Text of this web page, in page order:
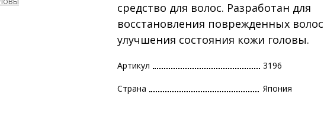
средство для волос. Разработан для
восстановления поврежденных
улучшения состояния кожи головы.
Артикул 3196
Страна Япония